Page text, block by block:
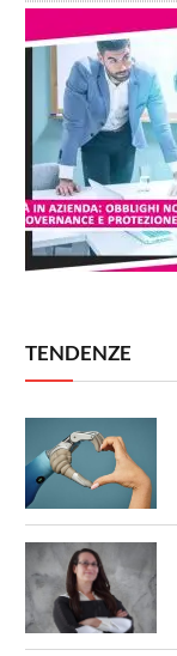
TENDENZE